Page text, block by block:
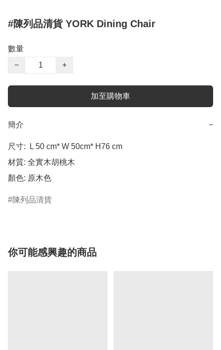
#陳列品清貨 YORK Dining Chair
數量
−
+
加至購物車
簡介 −
尺寸:  L 50 cm* W 50cm* H76 cm
材質: 全實木胡桃木
陳列品清貨
你可能感興趣的商品